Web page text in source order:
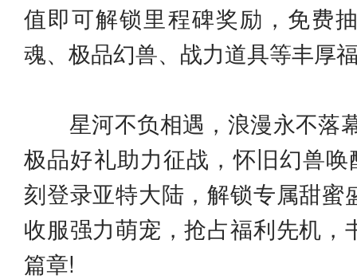
值即可解锁里程碑奖励，免费
魂、极品幻兽、战力道具等丰厚
星河不负相遇，浪漫永不落
极品好礼助力征战，怀旧幻兽
刻登录亚特大陆，解锁专属甜蜜
收服强力萌宠，抢占福利先机，
篇章!